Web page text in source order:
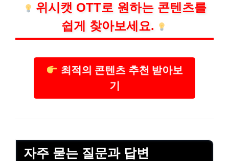
위시캣 OTT로 원하는 콘텐츠를
쉽게 찾아보세요.
최적의 콘텐츠 추천 받아보
기
자주 묻는 질문과 답변